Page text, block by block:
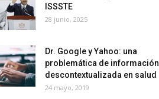
ISSSTE
28 junio, 2025
Dr. Google y Yahoo: una
problemática de información
descontextualizada en salud
24 mayo, 2019